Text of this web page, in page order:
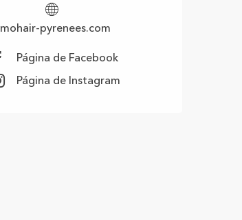
mohair-pyrenees.com
Página de Facebook
Página de Instagram